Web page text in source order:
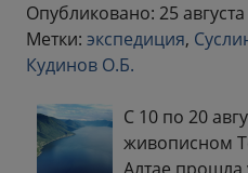
Опубликовано: 25 августа
Метки: экспедиция,
Кудинов О.Б.
С 10 по 20
живописном